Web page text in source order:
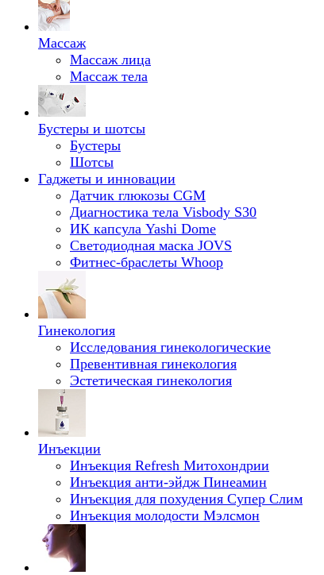
Массаж
Массаж лица
Массаж тела
Бустеры и шотсы
Бустеры
Шотсы
Гаджеты и инновации
Датчик глюкозы CGM
Диагностика тела Visbody S30
ИК капсула Yashi Dome
Светодиодная маска JOVS
Фитнес-браслеты Whoop
Гинекология
Исследования гинекологические
Превентивная гинекология
Эстетическая гинекология
Инъекции
Инъекция Refresh Митохондрии
Инъекция анти-эйдж Пинеамин
Инъекция для похудения Супер Слим
Инъекция молодости Мэлсмон